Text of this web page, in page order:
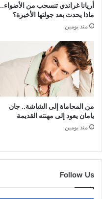
أريانا غراندي تنسحب من الأضواء..
ماذا يحدث بعد جولتها الأخيرة؟
منذ يومين
من المحاماة إلى الشاشة.. جان
يامان يعود إلى مهنته القديمة
منذ يومين
Follow Us